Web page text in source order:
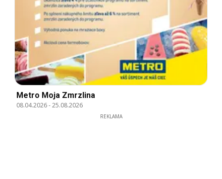
Metro Moja Zmrzlina
08.04.2026-25.08.2026
REKLAMA